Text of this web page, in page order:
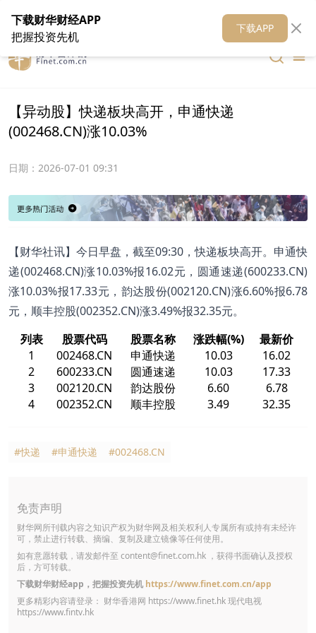
在线客服 关于我们 财华媒体矩阵 财华智库
【异动股】快递板块高开，申通快递
(002468.CN)涨10.03%
日期： 2026-07-01 09:31
【财华社讯】今日早盘，截至09:30，快递板块高开。申通快
递(002468.CN)涨10.03%报16.02元，圆通速递(600233.CN)
涨10.03%报17.33元，韵达股份(002120.CN)涨6.60%报6.78
元，顺丰控股(002352.CN)涨3.49%报32.35元。
列表
股票代码 股票名称 涨跌幅(%)
最新价
1
002468.CN 申通快递 10.03
16.02
2
600233.CN 圆通速递 10.03
17.33
3
002120.CN 韵达股份 6.60
6.78
4
002352.CN 顺丰控股 3.49 32.35
#快递 #申通快递 #002468.CN
免责声明
财华网所刊载内容之知识产权为财华网及相关权利人专属所有或持有未经许
可，禁止进行转载、摘编、复制及建立镜像等任何使用。
如有意愿转载，请发邮件至 content@finet.com.hk ，获得书面确认及授权
后，方可转载。
下载财华财经app，把握投资先机 https://www.finet.com.cn/app
更多精彩内容请登录： 财华香港网 https://www.finet.hk现代电视
https://www.fintv.hk
下载财华财经APP
把握投资先机
下载APP